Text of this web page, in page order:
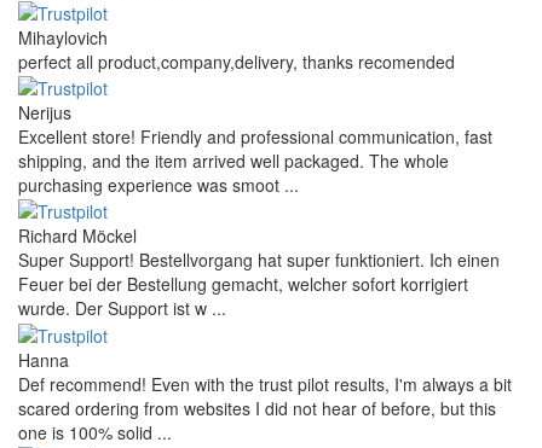
Mihaylovich
perfect all product,company,delivery, thanks recomended
Nerijus
Excellent store! Friendly and professional communication, fast
shipping, and the item arrived well packaged. The whole
purchasing experience was smoot ...
Richard Möckel
Super Support! Bestellvorgang hat super funktioniert. Ich einen
Feuer bei der Bestellung gemacht, welcher sofort korrigiert
wurde. Der Support ist w ...
Hanna
Def recommend! Even with the trust pilot results, I'm always a bit
scared ordering from websites I did not hear of before, but this
one is 100% solid ...